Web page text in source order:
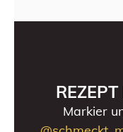
Markier